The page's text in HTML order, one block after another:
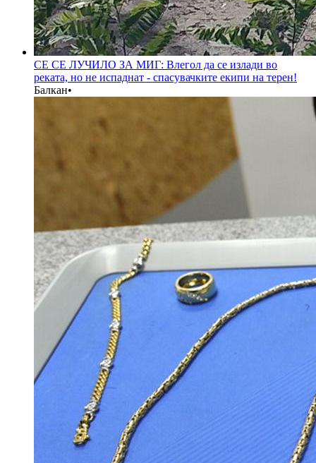
СЕ СЕ ЛУЧИЛО ЗА МИГ: Влегол да се излади во
реката, но не испаднат - спасувачките екипи на терен!
Балкан•